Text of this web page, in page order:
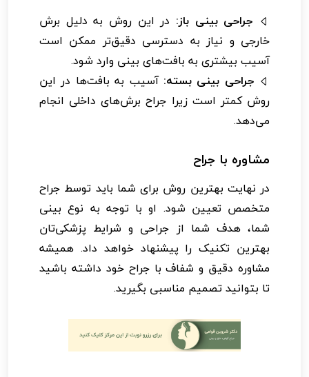
جراحی بینی باز: در این روش به دلیل برش
خارجی و نیاز به دسترسی دقیق‌تر ممکن است
آسیب بیشتری به بافت‌های بینی وارد شود.
جراحی بینی بسته: آسیب به بافت‌ها در این
روش کمتر است زیرا جراح برش‌های داخلی انجام
می‌دهد.
مشاوره با جراح
در نهایت بهترین روش برای شما باید توسط جراح
متخصص تعیین شود. او با توجه به نوع بینی
شما، هدف شما از جراحی و شرایط پزشکی‌تان
بهترین تکنیک را پیشنهاد خواهد داد. همیشه
مشاوره دقیق و شفاف با جراح خود داشته باشید
تا بتوانید تصمیم مناسبی بگیرید.